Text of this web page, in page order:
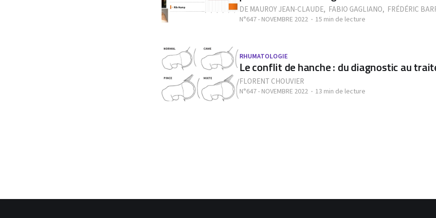
DE MAUROY JEAN-CLAUDE, FABIO GAGLIANO, FRÉDÉRIC
N°647 - NOVEMBRE 2022 15 min de lecture
RHUMATOLOGIE
Le conflit de hanche : du diagnostic au
FLORENT CHOUVIER
N°647 - NOVEMBRE 2022 13 min de lecture